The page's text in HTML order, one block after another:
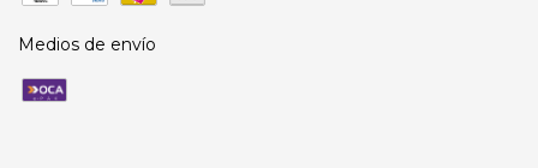
Medios de envío